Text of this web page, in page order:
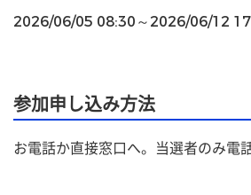
2026/06/05 08:30～2026/06/12
参加申し込み方法
お電話か直接窓口へ。当選者のみ電